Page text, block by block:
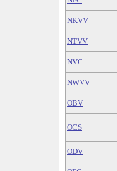
NKVV
NTVV
NVC
NWVV
OBV
OCS
ODV